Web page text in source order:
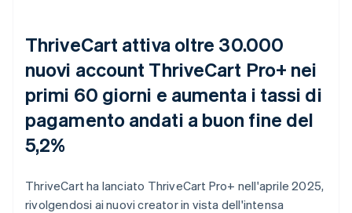
ThriveCart attiva oltre 30.000
nuovi account ThriveCart Pro+ nei
primi 60 giorni e aumenta i tassi di
pagamento andati a buon fine del
5,2%
ThriveCart ha lanciato ThriveCart Pro+ nell'aprile 2025,
rivolgendosi ai nuovi creator in vista dell'intensa